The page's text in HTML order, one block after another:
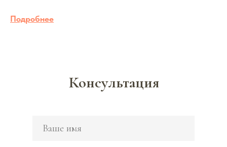
Подробнее
Консультация